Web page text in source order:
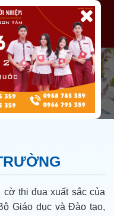
thi đua xuất sắc của
Giáo dục và Đào tạo,